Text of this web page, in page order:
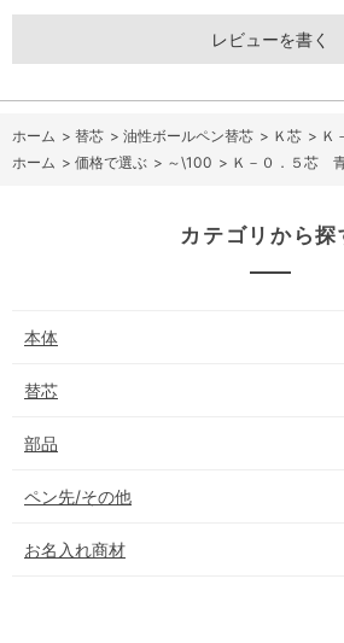
レビューを書く
ホーム > 替芯 > 油性ボールペン替芯 > Ｋ芯 > Ｋ
ホーム > 価格で選ぶ > ～\100 > Ｋ－０．５芯
カテゴリから探
本体
替芯
部品
ペン先/その他
お名入れ商材